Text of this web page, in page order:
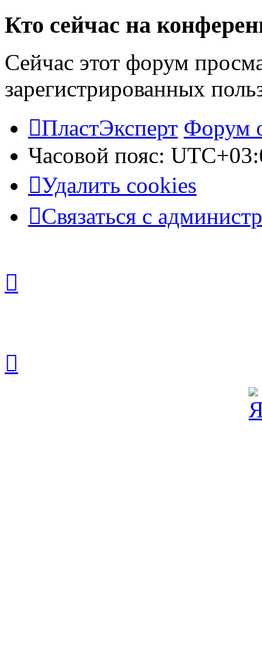
Кто сейчас на
Сейчас этот форум
зарегистрированных
ПластЭксперт Форум
Часовой пояс:
Удалить cookies
Связаться с